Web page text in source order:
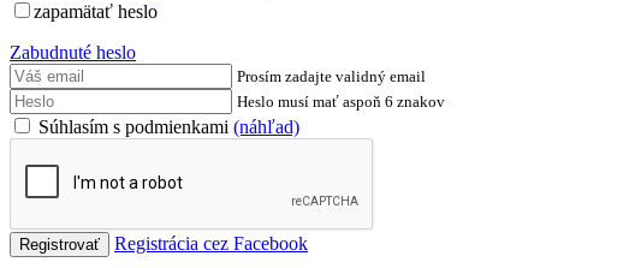
zapamätať heslo
Zabudnuté heslo
Prosím zadajte validný email
Heslo musí mať aspoň 6 znakov
Súhlasím s podmienkami (náhľad)
Registrácia cez Facebook